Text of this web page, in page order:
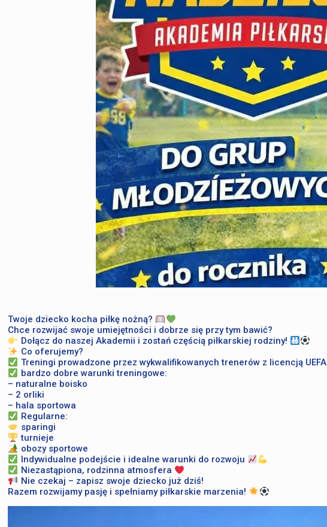
Twoje dziecko kocha piłkę nożną?
Chce rozwijać swoje umiejętności i dobrze się przy tym bawić?
Dołącz do naszej Akademii i zostań częścią piłkarskiej rodziny!
Co oferujemy?
Treningi prowadzone przez wykwalifikowanych trenerów z licencją UEFA
bardzo dobre warunki treningowe:
– naturalne boisko
– 2 orliki
– hala sportowa
Regularne:
sparingi
turnieje
obozy sportowe
Indywidualne podejście i idealne warunki do rozwoju
Niezastąpiona, rodzinna atmosfera
Nie czekaj – zapisz swoje dziecko już dziś!
Razem rozwijamy pasję i spełniamy piłkarskie marzenia!